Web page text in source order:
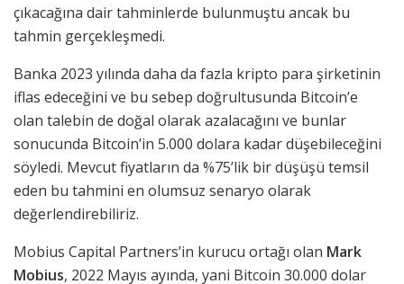
çıkacağına dair tahminlerde bulunmuştu ancak bu
tahmin gerçekleşmedi.
Banka 2023 yılında daha da fazla kripto para şirketinin
iflas edeceğini ve bu sebep doğrultusunda Bitcoin’e
olan talebin de doğal olarak azalacağını ve bunlar
sonucunda Bitcoin’in 5.000 dolara kadar düşebileceğini
söyledi. Mevcut fiyatların da %75’lik bir düşüşü temsil
eden bu tahmini en olumsuz senaryo olarak
değerlendirebiliriz.
Mobius Capital Partners’in kurucu ortağı olan Mark
Mobius, 2022 Mayıs ayında, yani Bitcoin 30.000 dolar